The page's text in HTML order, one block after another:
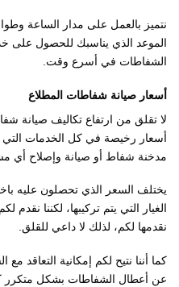
نتميز بالعمل على مدار الساعة
الموعد الذي يناسبك للحصول على
الشفاطات في أسرع وقت.
أسعار صيانة شفاطات المطلاع
لا تقلق من ارتفاع تكاليف صيانة
أسعار رخيصة في كل الخدمات
مدخنة شفاط أو صيانة وإصلاح أي
يختلف السعر الذي تحصلون عليه
الغيار التي يتم تركيبها، لكننا
نقدمها لكم، لذلك لا داعي للقلق.
كما أننا نتيح لكم إمكانية التعاقد
عن أعطال الشفاطات بشكل متكرر